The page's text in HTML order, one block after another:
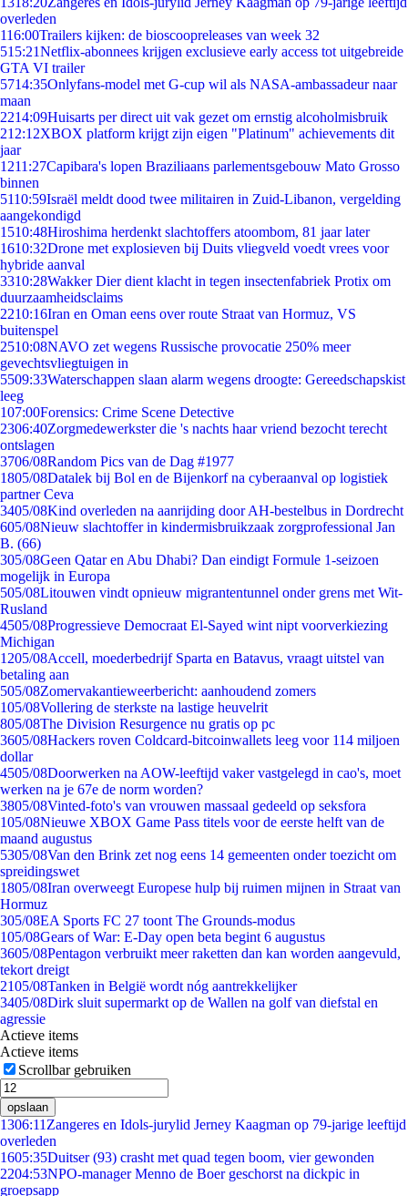
overleden
116:00Trailers kijken: de bioscoopreleases van week 32
515:21Netflix-abonnees krijgen exclusieve early access tot uitgebreide
GTA VI trailer
5714:35Onlyfans-model met G-cup wil als NASA-ambassadeur naar
maan
2214:09Huisarts per direct uit vak gezet om ernstig alcoholmisbruik
212:12XBOX platform krijgt zijn eigen "Platinum" achievements dit
jaar
1211:27Capibara's lopen Braziliaans parlementsgebouw Mato Grosso
binnen
5110:59Israël meldt dood twee militairen in Zuid-Libanon, vergelding
aangekondigd
1510:48Hiroshima herdenkt slachtoffers atoombom, 81 jaar later
1610:32Drone met explosieven bij Duits vliegveld voedt vrees voor
hybride aanval
3310:28Wakker Dier dient klacht in tegen insectenfabriek Protix om
duurzaamheidsclaims
2210:16Iran en Oman eens over route Straat van Hormuz, VS
buitenspel
2510:08NAVO zet wegens Russische provocatie 250% meer
gevechtsvliegtuigen in
5509:33Waterschappen slaan alarm wegens droogte: Gereedschapskist
leeg
107:00Forensics: Crime Scene Detective
2306:40Zorgmedewerkster die 's nachts haar vriend bezocht terecht
ontslagen
3706/08Random Pics van de Dag #1977
1805/08Datalek bij Bol en de Bijenkorf na cyberaanval op logistiek
partner Ceva
3405/08Kind overleden na aanrijding door AH-bestelbus in Dordrecht
605/08Nieuw slachtoffer in kindermisbruikzaak zorgprofessional Jan
B. (66)
305/08Geen Qatar en Abu Dhabi? Dan eindigt Formule 1-seizoen
mogelijk in Europa
505/08Litouwen vindt opnieuw migrantentunnel onder grens met Wit-
Rusland
4505/08Progressieve Democraat El-Sayed wint nipt voorverkiezing
Michigan
1205/08Accell, moederbedrijf Sparta en Batavus, vraagt uitstel van
betaling aan
505/08Zomervakantieweerbericht: aanhoudend zomers
105/08Vollering de sterkste na lastige heuvelrit
805/08The Division Resurgence nu gratis op pc
3605/08Hackers roven Coldcard-bitcoinwallets leeg voor 114 miljoen
dollar
4505/08Doorwerken na AOW-leeftijd vaker vastgelegd in cao's, moet
werken na je 67e de norm worden?
3805/08Vinted-foto's van vrouwen massaal gedeeld op seksfora
105/08Nieuwe XBOX Game Pass titels voor de eerste helft van de
maand augustus
5305/08Van den Brink zet nog eens 14 gemeenten onder toezicht om
spreidingswet
1805/08Iran overweegt Europese hulp bij ruimen mijnen in Straat van
Hormuz
305/08EA Sports FC 27 toont The Grounds-modus
105/08Gears of War: E-Day open beta begint 6 augustus
3605/08Pentagon verbruikt meer raketten dan kan worden aangevuld,
tekort dreigt
2105/08Tanken in België wordt nóg aantrekkelijker
3405/08Dirk sluit supermarkt op de Wallen na golf van diefstal en
agressie
Actieve items
Actieve items
Scrollbar gebruiken
opslaan
1306:11 Zangeres en Idols-jurylid Jerney Kaagman op 79-jarige leeftijd
overleden
1605:35Duitser (93) crasht met quad tegen boom, vier gewonden
2204:53NPO-manager Menno de Boer geschorst na dickpic in
groepsapp